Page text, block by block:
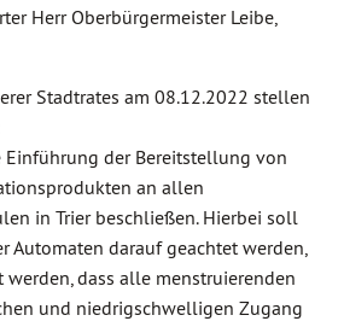
Herr Oberbürgermeister Leibe,
Stadtrates am 08.12.2022 stellen
Einführung der Bereitstellung von
an allen
in Trier beschließen. Hierbei soll
Automaten darauf geachtet werden,
werden, dass alle menstruierenden
und niedrigschwelligen Zugang